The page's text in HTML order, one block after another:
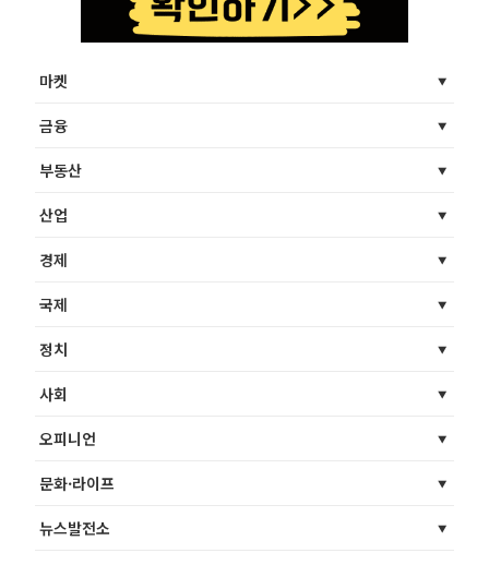
마켓
금융
부동산
산업
경제
국제
정치
사회
오피니언
문화·라이프
뉴스발전소